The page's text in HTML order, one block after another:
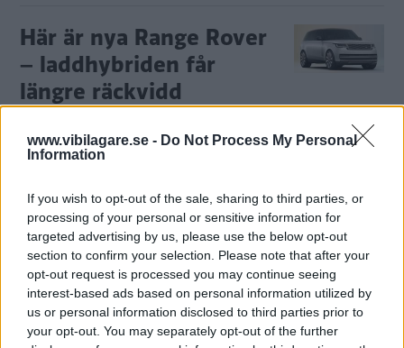
www.vibilagare.se - Do Not Process My Personal
Information
If you wish to opt-out of the sale, sharing to third parties, or
processing of your personal or sensitive information for
targeted advertising by us, please use the below opt-out
section to confirm your selection. Please note that after your
opt-out request is processed you may continue seeing
interest-based ads based on personal information utilized by
us or personal information disclosed to third parties prior to
your opt-out. You may separately opt-out of the further
Här är nya Range Rover
– laddhybriden får
längre räckvidd
Land Rover har visat upp en ny
generation av koncernens lyxigaste modell. Den kommer
som laddhybrid i två utföranden.
4 kommentarer Gasa (7) Bromsa (5)
Land Rover och Range
Rover återkallas för
hybridfel – kan leda till
brand